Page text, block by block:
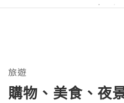
旅遊
購物、美食、夜